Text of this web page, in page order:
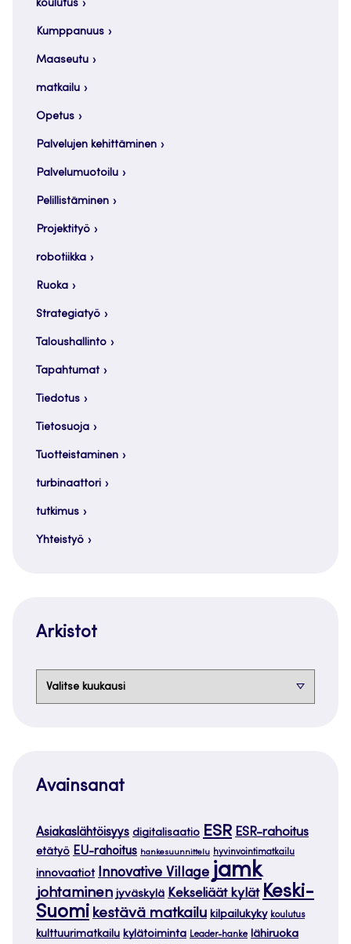
koulutus
Kumppanuus
Maaseutu
matkailu
Opetus
Palvelujen kehittäminen
Palvelumuotoilu
Pelillistäminen
Projektityö
robotiikka
Ruoka
Strategiatyö
Taloushallinto
Tapahtumat
Tiedotus
Tietosuoja
Tuotteistaminen
turbinaattori
tutkimus
Yhteistyö
Arkistot
Avainsanat
Asiakaslähtöisyys digitalisaatio ESR ESR-rahoitus
etätyö EU-rahoitus hankesuunnittelu hyvinvointimatkailu
innovaatiot Innovative Village jamk
johtaminen jyväskylä Kekseliäät kylät Keski-
Suomi kestävä matkailu kilpailukyky koulutus
kulttuurimatkailu kylätoiminta Leader-hanke lähiruoka